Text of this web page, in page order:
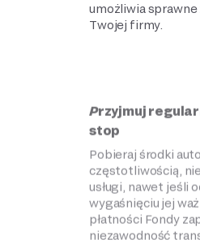
umożliwia
Twojej firmy.
Przyjmuj regularne płatności non-
stop
Pobieraj środki
częstotliwością,
usługi, nawet jeśli
wygaśnięciu jej
płatności Fondy
niezawodność